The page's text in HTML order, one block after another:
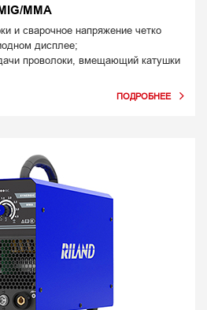
MMA
и сварочное напряжение четко
дисплее;
проволоки, вмещающий катушки